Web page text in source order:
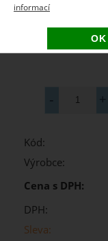
Kód:
Výrobce:
Cena s DPH:
DPH:
Sleva:
informací